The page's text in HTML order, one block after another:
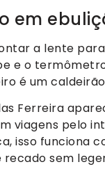
em
a lente
e o
é um
Ferreira
viagens pelo
isso funciona
sem